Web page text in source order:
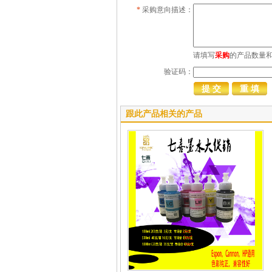
* 采购意向描述：
请填写采购的产品数量
验证码：
跟此产品相关的产品